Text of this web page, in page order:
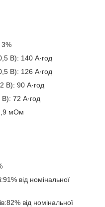
3%
В): 140 А·год
В): 126 А·год
В): 90 А·год
72 А·год
мОм
від номінальної
від номінальної